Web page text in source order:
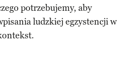
potrzebujemy, aby
ludzkiej egzystencji w